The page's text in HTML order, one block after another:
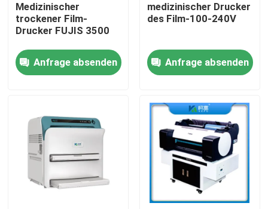
Über uns
Fabrik Tour
Medizinischer
trockener Film-
Drucker FUJIS 3500
Anfrage absenden
medizinischer Drucker
des Film-100-240V
Anfrage absenden